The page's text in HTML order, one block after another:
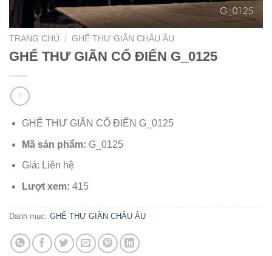
TRANG CHỦ / GHẾ THƯ GIÃN CHÂU ÂU
GHẾ THƯ GIÃN CỔ ĐIỂN G_0125
GHẾ THƯ GIÃN CỔ ĐIỂN G_0125
Mã sản phẩm: G_0125
Giá: Liên hệ
Lượt xem: 415
Danh mục: GHẾ THƯ GIÃN CHÂU ÂU